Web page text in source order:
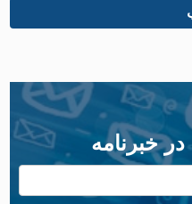
خبرنامه